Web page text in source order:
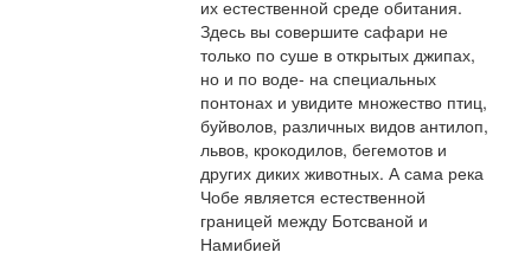
их естественной среде обитания.
Здесь вы совершите сафари не
только по суше в открытых джипах,
но и по воде- на специальных
понтонах и увидите множество птиц,
буйволов, различных видов антилоп,
львов, крокодилов, бегемотов и
других диких животных. А сама река
Чобе является естественной
границей между Ботсваной и
Намибией